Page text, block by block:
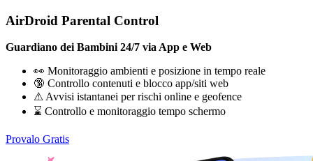
AirDroid Parental Control
Guardiano dei Bambini 24/7 via App e Web
👀 Monitoraggio ambienti e posizione in tempo reale
🔞 Controllo contenuti e blocco app/siti web
⚠ Avvisi istantanei per rischi online e geofence
⌛ Controllo e monitoraggio tempo schermo
Provalo Gratis